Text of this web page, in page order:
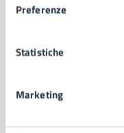
Preferenze
Statistiche
Marketing
Personale amministrativo
CATEGORIE DI SERVIZIO